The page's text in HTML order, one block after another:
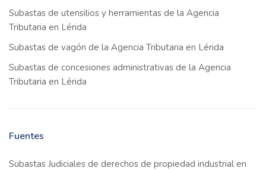
Subastas de utensilios y herramientas de la Agencia
Tributaria en Lérida
Subastas de vagón de la Agencia Tributaria en Lérida
Subastas de concesiones administrativas de la Agencia
Tributaria en Lérida
Fuentes
Subastas Judiciales de derechos de propiedad industrial en